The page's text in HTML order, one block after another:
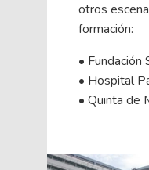
otros
formación:
•
• Hospital
• Quinta de